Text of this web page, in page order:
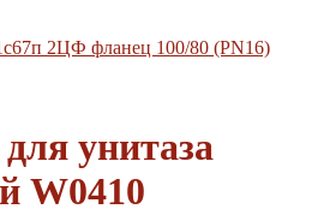
2ЦФ фланец 100/80 (PN16)
унитаза
W0410